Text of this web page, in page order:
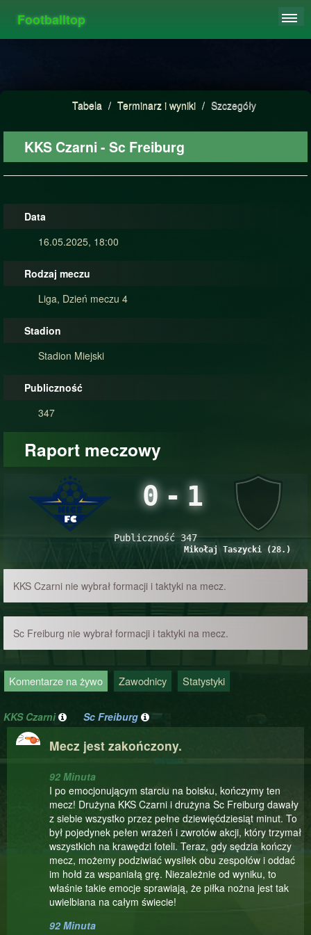
Footballtop
STATYSTYKI
Tabela / Terminarz i wyniki / Szczegóły
KKS Czarni - Sc Freiburg
Data
16.05.2025, 18:00
Rodzaj meczu
Liga, Dzień meczu 4
Stadion
Stadion Miejski
Publiczność
347
Raport meczowy
0 - 1
Publiczność 347
Mikołaj Taszycki (28.)
KKS Czarni nie wybrał formacji i taktyki na mecz.
Sc Freiburg nie wybrał formacji i taktyki na mecz.
Komentarze na żywo Zawodnicy Statystyki
KKS Czarni Sc Freiburg
Mecz jest zakończony.
92 Minuta
I po emocjonującym starciu na boisku, kończymy ten
mecz! Drużyna KKS Czarni i drużyna Sc Freiburg dawały
z siebie wszystko przez pełne dziewięćdziesiąt minut. To
był pojedynek pełen wrażeń i zwrotów akcji, który trzymał
wszystkich na krawędzi foteli. Teraz, gdy sędzia kończy
mecz, możemy podziwiać wysiłek obu zespołów i oddać
im hołd za wspaniałą grę. Niezależnie od wyniku, to
właśnie takie emocje sprawiają, że piłka nożna jest tak
uwielbiana na całym świecie!
92 Minuta